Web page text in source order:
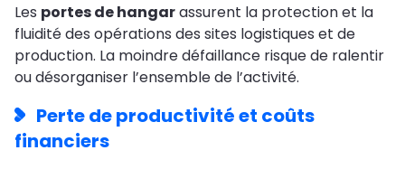
Les portes de hangarassurent la protection et la
fluidité des opérations des sites logistiques et de
production. La moindre défaillance risque de ralentir
ou désorganiser l’ensemble de l’activité.
Perte de productivité et coûts
financiers